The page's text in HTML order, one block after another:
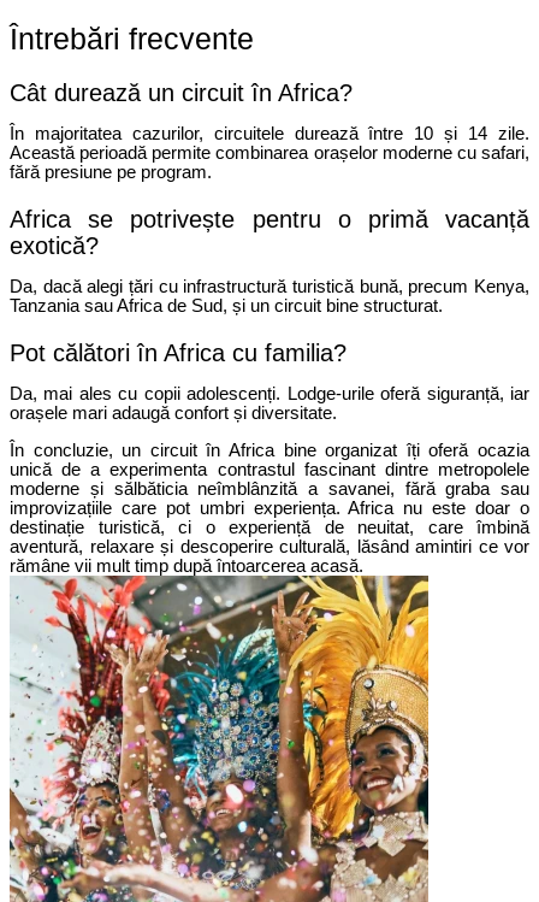
Întrebări frecvente
Cât durează un circuit în Africa?
În majoritatea cazurilor, circuitele durează între 10 și 14 zile.
Această perioadă permite combinarea orașelor moderne cu safari,
fără presiune pe program.
Africa se potrivește pentru o primă vacanță
exotică?
Da, dacă alegi țări cu infrastructură turistică bună, precum Kenya,
Tanzania sau Africa de Sud, și un circuit bine structurat.
Pot călători în Africa cu familia?
Da, mai ales cu copii adolescenți. Lodge-urile oferă siguranță, iar
orașele mari adaugă confort și diversitate.
În concluzie, un circuit în Africa bine organizat îți oferă ocazia
unică de a experimenta contrastul fascinant dintre metropolele
moderne și sălbăticia neîmblânzită a savanei, fără graba sau
improvizațiile care pot umbri experiența. Africa nu este doar o
destinație turistică, ci o experiență de neuitat, care îmbină
aventură, relaxare și descoperire culturală, lăsând amintiri ce vor
rămâne vii mult timp după întoarcerea acasă.